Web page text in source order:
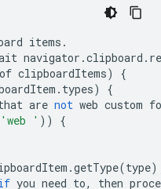
items .
navigator .clipboard .
of clipboardItems)
{
. types)
{
are not web custom
'web ' ))
{
.getType(type
you need to, then